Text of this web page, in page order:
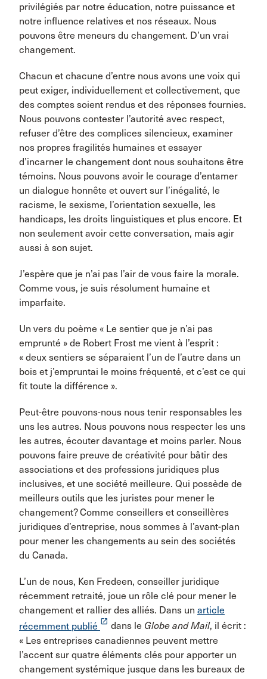
privilégiés par notre éducation, notre puissance et
notre influence relatives et nos réseaux. Nous
pouvons être meneurs du changement. D’un vrai
changement.
Chacun et chacune d’entre nous avons une voix qui
peut exiger, individuellement et collectivement, que
des comptes soient rendus et des réponses fournies.
Nous pouvons contester l’autorité avec respect,
refuser d’être des complices silencieux, examiner
nos propres fragilités humaines et essayer
d’incarner le changement dont nous souhaitons être
témoins. Nous pouvons avoir le courage d’entamer
un dialogue honnête et ouvert sur l’inégalité, le
racisme, le sexisme, l’orientation sexuelle, les
handicaps, les droits linguistiques et plus encore. Et
non seulement avoir cette conversation, mais agir
aussi à son sujet.
J’espère que je n’ai pas l’air de vous faire la morale.
Comme vous, je suis résolument humaine et
imparfaite.
Un vers du poème « Le sentier que je n’ai pas
emprunté » de Robert Frost me vient à l’esprit :
« deux sentiers se séparaient l’un de l’autre dans un
bois et j’empruntai le moins fréquenté, et c’est ce qui
fit toute la différence ».
Peut-être pouvons-nous nous tenir responsables les
uns les autres. Nous pouvons nous respecter les uns
les autres, écouter davantage et moins parler. Nous
pouvons faire preuve de créativité pour bâtir des
associations et des professions juridiques plus
inclusives, et une société meilleure. Qui possède de
meilleurs outils que les juristes pour mener le
changement? Comme conseillers et conseillères
juridiques d’entreprise, nous sommes à l’avant-plan
pour mener les changements au sein des sociétés
du Canada.
L’un de nous, Ken Fredeen, conseiller juridique
récemment retraité, joue un rôle clé pour mener le
changement et rallier des alliés. Dans un article
récemment publié launch dans le Globe and Mail, il écrit :
« Les entreprises canadiennes peuvent mettre
l’accent sur quatre éléments clés pour apporter un
changement systémique jusque dans les bureaux de